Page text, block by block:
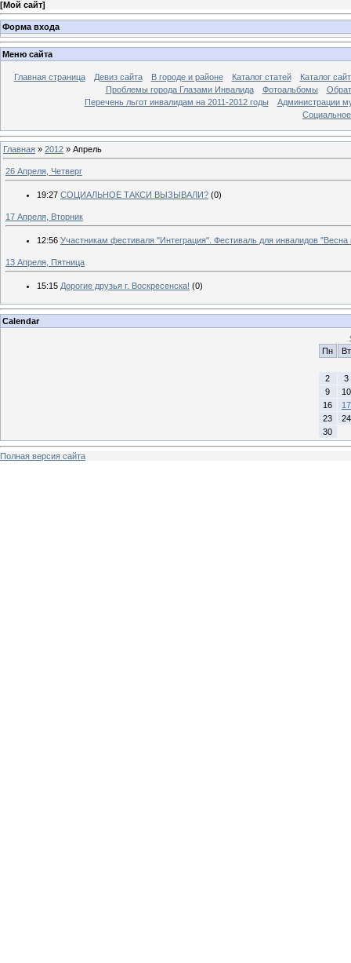
[Мой сайт]
Форма входа
Меню сайта
Главная страница Девиз сайта В городе и районе Каталог статей
Каталог
Проблемы города Глазами Инвалида
Фотоальбомы
Перечень льгот инвалидам на 2011-2012 годы
Администрации
Главная » 2012 » Апрель
26 Апреля, Четверг
19:27 СОЦИАЛЬНОЕ ТАКСИ ВЫЗЫВАЛИ? (0)
17 Апреля, Вторник
12:56 Участникам фестиваля "Интеграция". Фестиваль для инвалидов "Весна
13 Апреля, Пятница
15:15 Дорогие друзья г. Воскресенска! (0)
Calendar
Пн
Вт
2
3
9
10
16
17
23
24
30
Полная версия сайта